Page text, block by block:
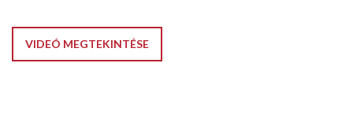
VIDEÓ MEGTEKINTÉSE